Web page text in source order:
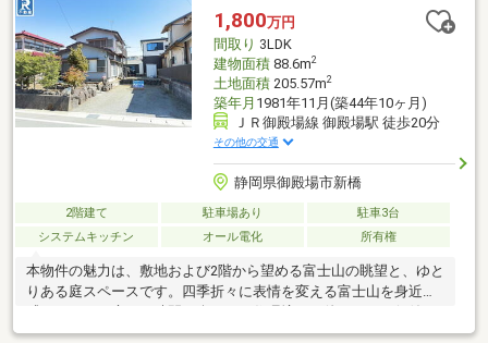
えを実施。築浅住宅の魅力を活かしながら、気になる部分を整え
ました。大掛かりなリフォームを前提とせず検討しやすい住まい
です。
1,800万円
間取り 3LDK
建物面積88.6m2
土地面積205.57m2
築年月 1981年11月(築44年10ヶ月)
ＪＲ御殿場線 御殿場駅 徒歩20分
その他の交通
静岡県御殿場市新橋
2階建て 駐車場あり
駐車3台
システムキッチン
オール電化 所有権
本物件の魅力は、敷地および2階から望める富士山の眺望と、ゆと
りある庭スペースです。四季折々に表情を変える富士山を身近に
感じながら、庭での時間も楽しめる住環境は、他にはない価値を
生み出します。築年数は経過していますが、リノベーションを行